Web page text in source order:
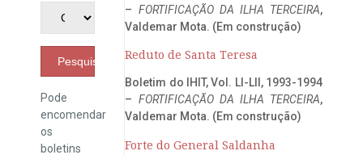
Pesquisar
Pode
encomendar
os
boletins
– FORTIFICAÇÃO DA ILHA TERCEIRA,
Valdemar Mota. (Em construção)
Reduto de Santa Teresa
Boletim do IHIT, Vol. LI-LII, 1993-1994
– FORTIFICAÇÃO DA ILHA TERCEIRA,
Valdemar Mota. (Em construção)
Forte do General Saldanha